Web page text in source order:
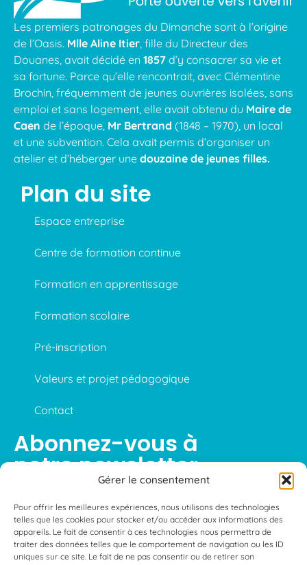
Gérer le consentement
Pour offrir les meilleures expériences, nous utilisons des technologies
telles que les cookies pour stocker et/ou accéder aux informations des
appareils. Le fait de consentir à ces technologies nous permettra de
traiter des données telles que le comportement de navigation ou les ID
uniques sur ce site. Le fait de ne pas consentir ou de retirer son
Les premiers patronages du Dimanche sont à l’origine
de l’Oasis. Mlle Aline Itier , fille du Directeur des
Douanes, avait décidé en 1857 d’y consacrer sa vie et
sa fortune. Parce qu’elle rencontrait, avec Clémentine
Brochin, fréquemment de jeunes ouvrières isolées, sans
emploi et sans logement, elle avait obtenu du Maire de
Caen de l’époque, Mr Bertrand (1848 – 1970), un local
et une subvention. Cela avait permis d’organiser un
atelier et d’héberger une douzaine de jeunes filles.
Plan du site
Espace entreprise
Centre de formation continue
Formation en apprentissage
Formation scolaire
Pré-inscription
Valeurs et projet pédagogique
Contact
Abonnez-vous à
notre newsletter
S'abonner